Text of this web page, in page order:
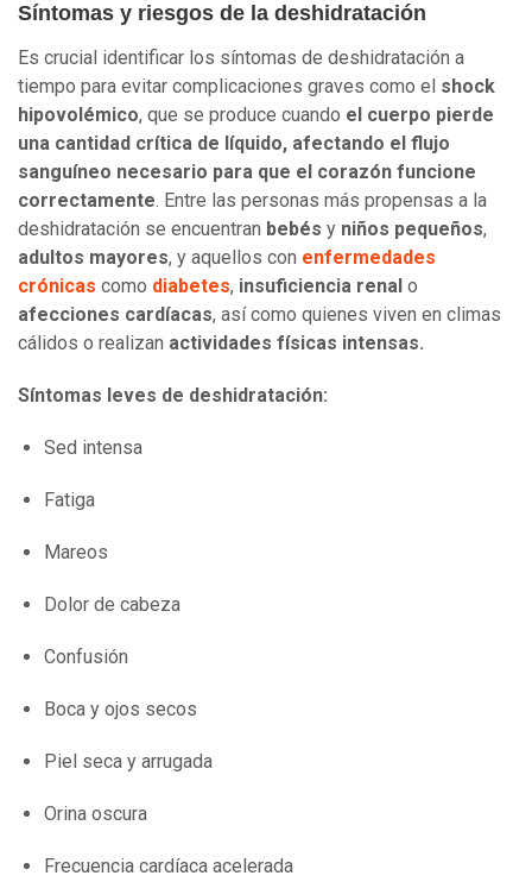
Síntomas y riesgos de la deshidratación
Es crucial identificar los síntomas de deshidratación a
tiempo para evitar complicaciones graves como el shock
hipovolémico, que se produce cuando el cuerpo pierde
una cantidad crítica de líquido, afectando el flujo
sanguíneo necesario para que el corazón funcione
correctamente. Entre las personas más propensas a la
deshidratación se encuentran bebés y niños pequeños,
adultos mayores, y aquellos con enfermedades
crónicas como diabetes, insuficiencia renal o
afecciones cardíacas, así como quienes viven en climas
cálidos o realizan actividades físicas intensas.
Síntomas leves de deshidratación:
Sed intensa
Fatiga
Mareos
Dolor de cabeza
Confusión
Boca y ojos secos
Piel seca y arrugada
Orina oscura
Frecuencia cardíaca acelerada